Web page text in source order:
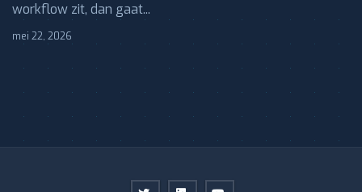
workflow zit, dan gaat...
mei 22, 2026